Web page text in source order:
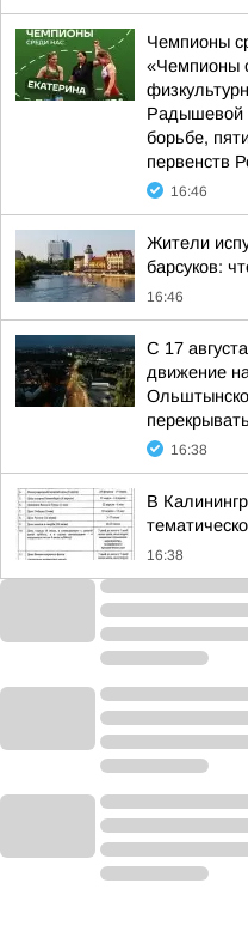
Чемпионы
«Чемпионы
Радышевой
борьбе,
первенств
16:46
Жители
барсуков:
16:46
С 17
движение
16:38
В
16:38